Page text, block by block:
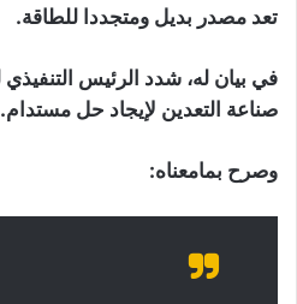
تعد مصدر بديل ومتجددا للطاقة.
صناعة التعدين لإيجاد حل مستدام.
وصرح بمامعناه: